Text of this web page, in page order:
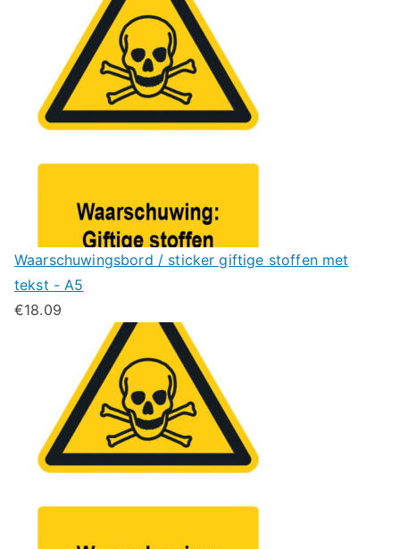
Waarschuwingsbord / sticker giftige stoffen met
tekst - A5
€18.09